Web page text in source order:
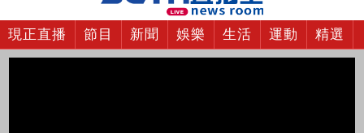
現正直播 節目 新聞 娛樂 生活 運動 精選